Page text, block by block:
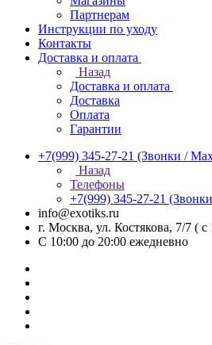
Партнерам
Инструкции по уходу
Контакты
Доставка и оплата
Назад
Доставка и оплата
Доставка
Оплата
Гарантии
+7(999) 345-27-21 (Звонки /
Назад
Телефоны
+7(999) 345-27-21
info@exotiks.ru
г. Москва, ул. Костякова, 7/7 (
С 10:00 до 20:00 ежедневно